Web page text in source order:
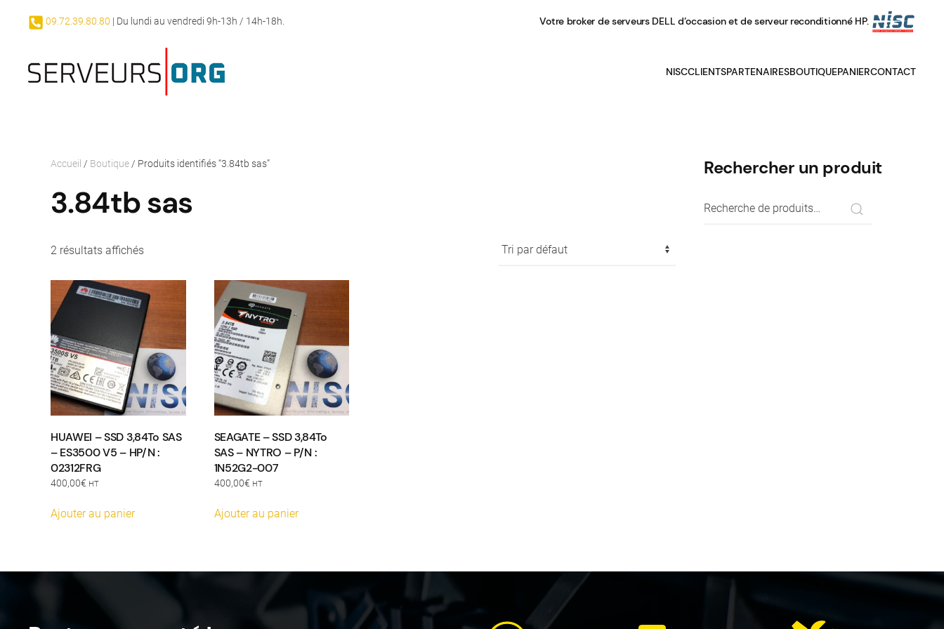
09.72.39.80.80 | Du lundi au vendredi 9h-13h / 14h-18h. Votre broker de serveurs DELL d’occasion et de serveur reconditionné HP.
NISCCLIENTSPARTENAIRESBOUTIQUEPANIERCONTACT
Accueil / Boutique / Produits identifiés “3.84tb sas”
3.84tb sas
2 résultats affichés
HUAWEI – SSD 3,84To SAS
– ES3500 V5 – HP/N :
02312FRG
400,00€ HT
Ajouter au panier
SEAGATE – SSD 3,84To
SAS – NYTRO – P/N :
1N52G2-007
400,00€ HT
Ajouter au panier
Rechercher un produit
Recherche